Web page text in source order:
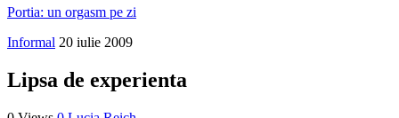
Portia: un orgasm pe zi
Informal 20 iulie 2009
Lipsa de experienta